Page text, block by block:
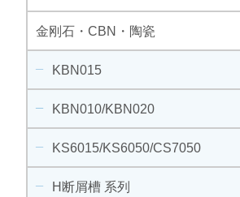
金刚石・CBN・陶瓷
KBN015
KBN010/KBN020
KS6015/KS6050/CS7050
H断屑槽 系列